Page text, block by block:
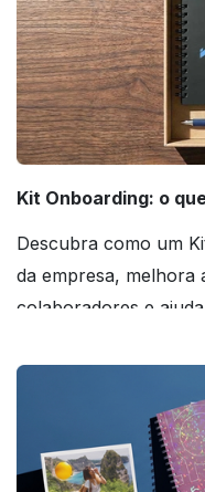
Kit Onboarding: o
Descubra como um
da empresa, melhora
colaboradores e